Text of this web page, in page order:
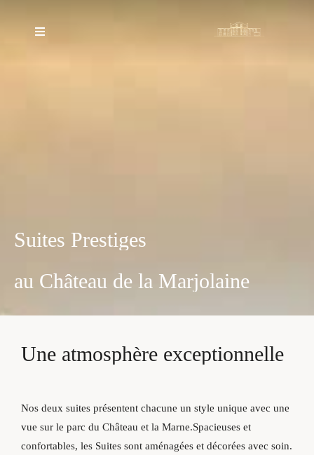
Suites Prestiges
au Château de la Marjolaine
Une atmosphère exceptionnelle
Nos deux suites présentent chacune un style unique avec une
vue sur le parc du Château et la Marne.Spacieuses et
confortables, les Suites sont aménagées et décorées avec soin.